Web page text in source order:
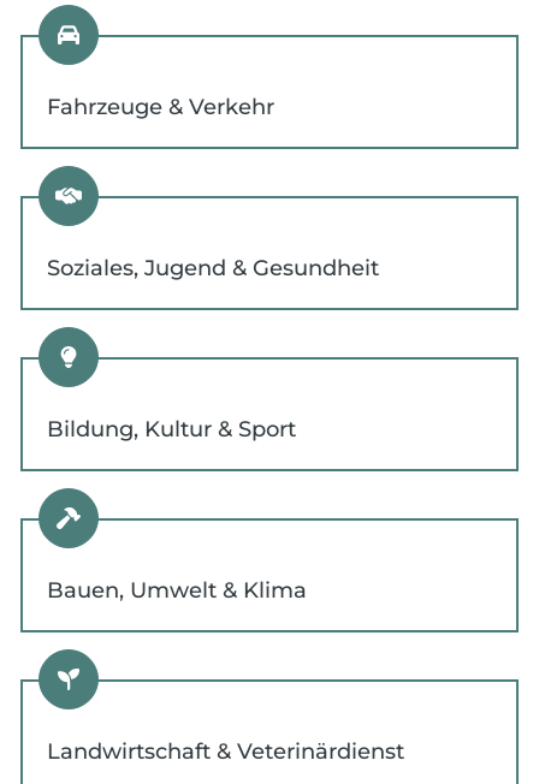
Fahrzeuge & Verkehr
Soziales, Jugend & Gesundheit
Bildung, Kultur & Sport
Bauen, Umwelt & Klima
Landwirtschaft & Veterinärdienst